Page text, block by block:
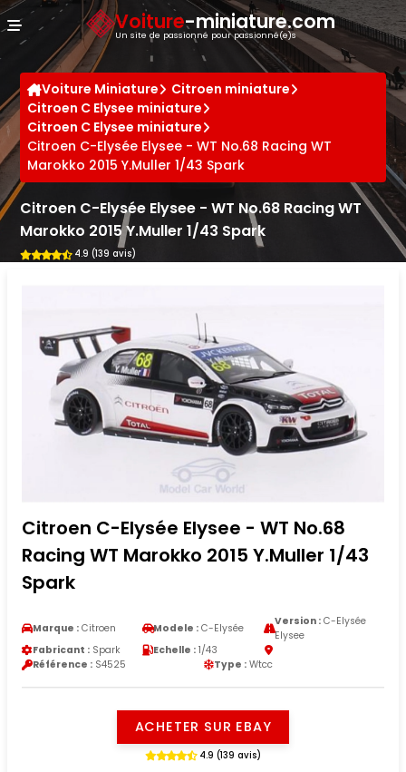
Voiture-miniature.com
Un site de passionné pour passionné(e)s
Voiture Miniature
Citroen miniature
Citroen C Elysee miniature
Citroen C Elysee miniature
Citroen C-Elysée Elysee - WT No.68 Racing WT
Marokko 2015 Y.Muller 1/43 Spark
Citroen C-Elysée Elysee - WT No.68 Racing WT
Marokko 2015 Y.Muller 1/43 Spark
4.9 (139 avis)
Citroen C-Elysée Elysee - WT No.68
Racing WT Marokko 2015 Y.Muller 1/43
Spark
Marque : Citroen Modele : C-Elysée
Version :C-Elysée
Elysee
Fabricant : Spark Echelle : 1/43
Référence : S4525 Type : Wtcc
ACHETER SUR EBAY
4.9 (139 avis)
Panneau de gestion des cookies